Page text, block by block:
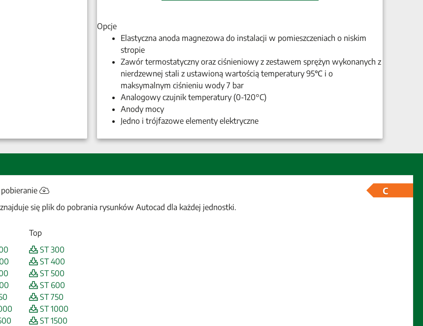
Opcje
Elastyczna anoda magnezowa do instalacji w pomieszczeniach o niskim
stropie
Zawór termostatyczny oraz ciśnieniowy z zestawem sprężyn wykonanych z
nierdzewnej stali z ustawioną wartością temperatury 95℃ i o
maksymalnym ciśnieniu wody 7 bar
Analogowy czujnik temperatury (0-120°C)
Anody mocy
Jedno i trójfazowe elementy elektryczne
C
pobieranie
się plik do pobrania rysunków Autocad dla każdej jednostki.
Top
ST 300
ST 400
ST 500
ST 600
ST 750
ST 1000
ST 1500